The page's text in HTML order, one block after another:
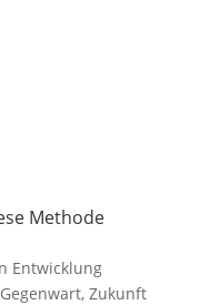
Methode
Entwicklung
Zukunft